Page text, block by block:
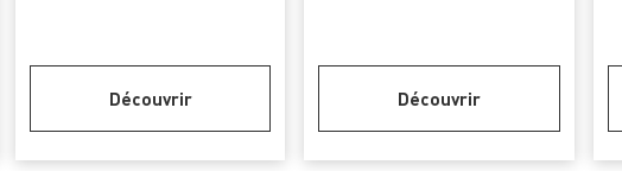
Découvrir Découvrir